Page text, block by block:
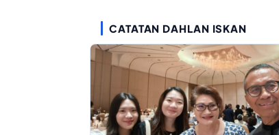
CATATAN DAHLAN ISKAN